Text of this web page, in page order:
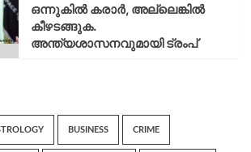
ഒന്നുകില്‍ കരാര്‍, അല്ലെങ്കില്‍
കീഴടങ്ങുക.
അന്ത്യശാസനവുമായി ട്രംപ്
BUSINESS CRIME